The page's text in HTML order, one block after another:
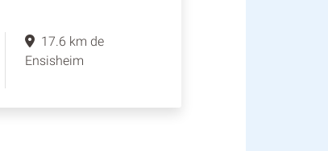
17.6 km de
Ensisheim